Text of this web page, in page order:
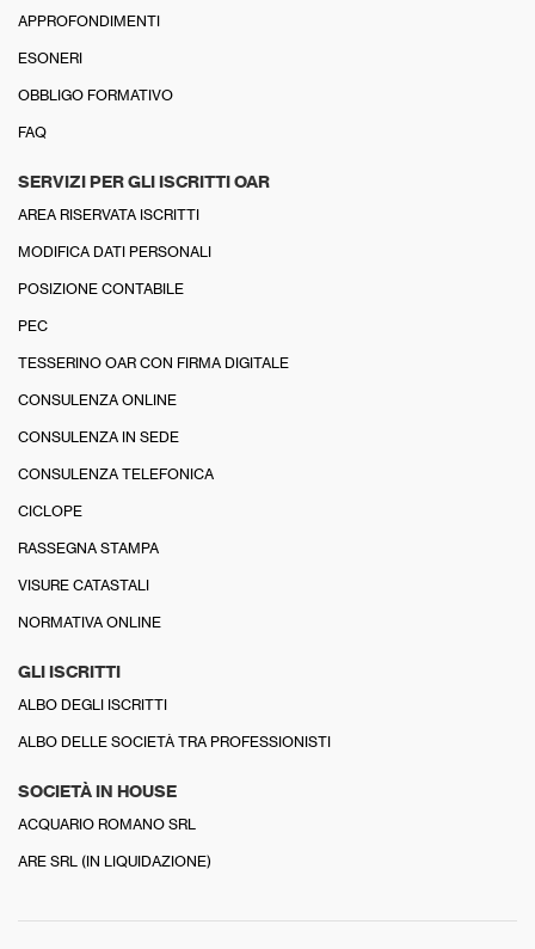
APPROFONDIMENTI
ESONERI
OBBLIGO FORMATIVO
FAQ
SERVIZI PER GLI ISCRITTI OAR
AREA RISERVATA ISCRITTI
MODIFICA DATI PERSONALI
POSIZIONE CONTABILE
PEC
TESSERINO OAR CON FIRMA DIGITALE
CONSULENZA ONLINE
CONSULENZA IN SEDE
CONSULENZA TELEFONICA
CICLOPE
RASSEGNA STAMPA
VISURE CATASTALI
NORMATIVA ONLINE
GLI ISCRITTI
ALBO DEGLI ISCRITTI
ALBO DELLE SOCIETÀ TRA PROFESSIONISTI
SOCIETÀ IN HOUSE
ACQUARIO ROMANO SRL
ARE SRL (IN LIQUIDAZIONE)